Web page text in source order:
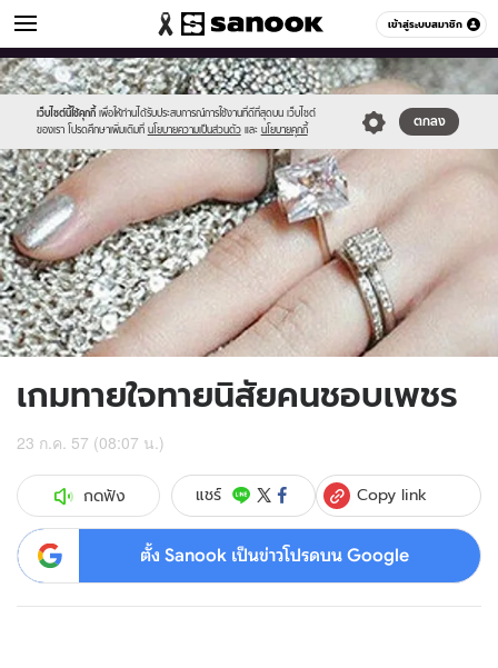
เข้าสู่ระบบสมาชิก
ดูดวง หมวดอื่นๆ
เว็บไซต์นี้ใช้คุกกี้ เพื่อให้ท่านได้รับประสบการณ์การใช้งานที่ดีที่สุดบน เว็บไซต์
ของเรา โปรดศึกษาเพิ่มเติมที่ นโยบายความเป็นส่วนตัว และ นโยบายคุกกี้
ตกลง
Sanook
//s.isanook.com/sr/0/images/logo-
new-
sanook.png
600
60
//s.isanook.com/ho/0/ud/13/67501/m.jpg
เกมทายใจทายนิสัยคนชอบเพชร
23 ก.ค. 57 (08:07 น.)
กดฟัง แชร์ Copy link
ตั้ง Sanook เป็นข่าวโปรดบน Google